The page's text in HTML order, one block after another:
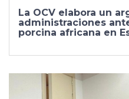
La OCV elabora un
administraciones
porcina africana en